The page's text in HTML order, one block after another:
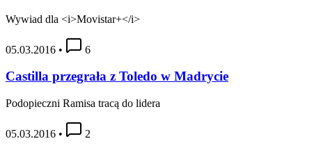
Wywiad dla <i>Movistar+</i>
05.03.2016 • 6
Castilla przegrała z Toledo w Madrycie
Podopieczni Ramisa tracą do lidera
05.03.2016 • 2